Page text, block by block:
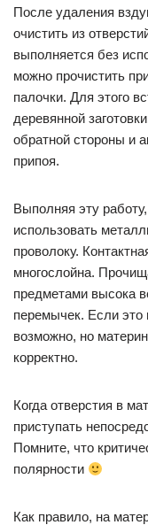
После удаления
очистить из
выполняется без
можно прочистить
палочки. Для этого
деревянной
обратной стороны и
припоя.
Выполняя эту
использовать
проволоку.
многослойна.
предметами высока
перемычек. Если это
возможно, но
корректно.
Когда отверстия в
приступать
Помните, что
полярности
Как правило, на